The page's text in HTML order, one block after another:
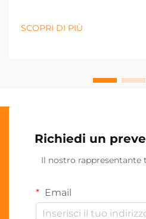
SCOPRI DI PIÙ
Richiedi un
Il nostro rappresentante
Email